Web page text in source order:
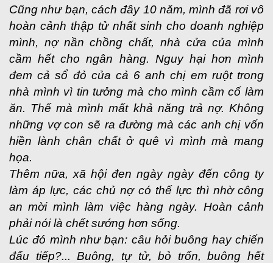
Cũng như bạn, cách đây 10 năm, mình đã rơi vô
hoàn cảnh thập tử nhất sinh cho doanh nghiệp
mình, nợ nần chồng chất, nhà cửa của mình
cầm hết cho ngân hàng. Nguy hại hơn mình
đem cả sổ đỏ của cả 6 anh chị em ruột trong
nhà mình vì tin tưởng mà cho mình cầm cố làm
ăn. Thế mà mình mất khả năng trả nợ. Không
những vợ con sẽ ra đường mà các anh chị vốn
hiền lành chân chất ở quê vì mình mà mang
họa.
Thêm nữa, xã hội đen ngày ngày đến công ty
làm áp lực, các chủ nợ có thế lực thì nhờ công
an mời mình làm việc hàng ngày. Hoàn cảnh
phải nói là chết sướng hơn sống.
Lúc đó mình như bạn: câu hỏi buông hay chiến
đấu tiếp?... Buông, tự tử, bỏ trốn, buông hết